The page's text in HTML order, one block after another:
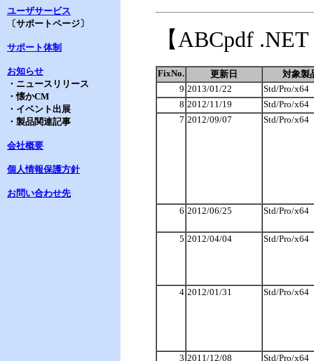
ユーザサービス
〔サポートページ〕
サポート体制
お知らせ
・ニュースリリース
・懐かCM
・イベント出展
・製品関連記事
会社概要
個人情報保護方針
お問い合わせ先
【ABCpdf
FixNo. 更新日
対象製
9 2013/01/22
Std/Pro/x64
8 2012/11/19
Std/Pro/x64
7 2012/09/07 Std/Pro/x64
6 2012/06/25 Std/Pro/x64
5 2012/04/04 Std/Pro/x64
4 2012/01/31 Std/Pro/x64
3 2011/12/08 Std/Pro/x64